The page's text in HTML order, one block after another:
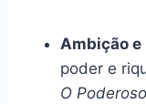
Ambição e
poder e
O